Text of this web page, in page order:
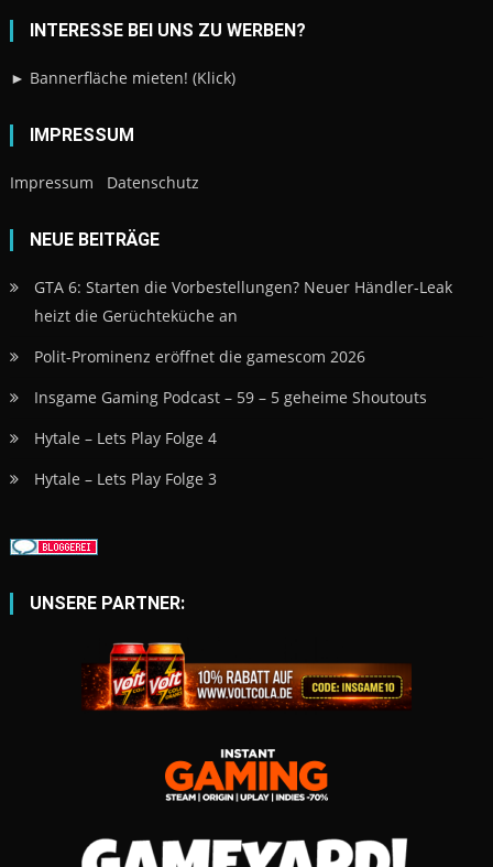
INTERESSE BEI UNS ZU WERBEN?
► Bannerfläche mieten! (Klick)
IMPRESSUM
Impressum Datenschutz
NEUE BEITRÄGE
GTA 6: Starten die Vorbestellungen? Neuer Händler-Leak
heizt die Gerüchteküche an
Polit-Prominenz eröffnet die gamescom 2026
Insgame Gaming Podcast – 59 – 5 geheime Shoutouts
Hytale – Lets Play Folge 4
Hytale – Lets Play Folge 3
UNSERE PARTNER: